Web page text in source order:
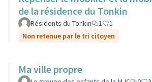
de la résidence du Tonkin
Résidents du Tonkin 1
1
Non retenue par le tri citoyen
Ma ville propre